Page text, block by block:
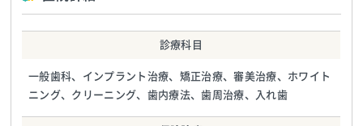
診療科目
一般歯科、インプラント治療、矯正治療、審美治療、ホワイト
ニング、クリーニング、歯内療法、歯周治療、入れ歯